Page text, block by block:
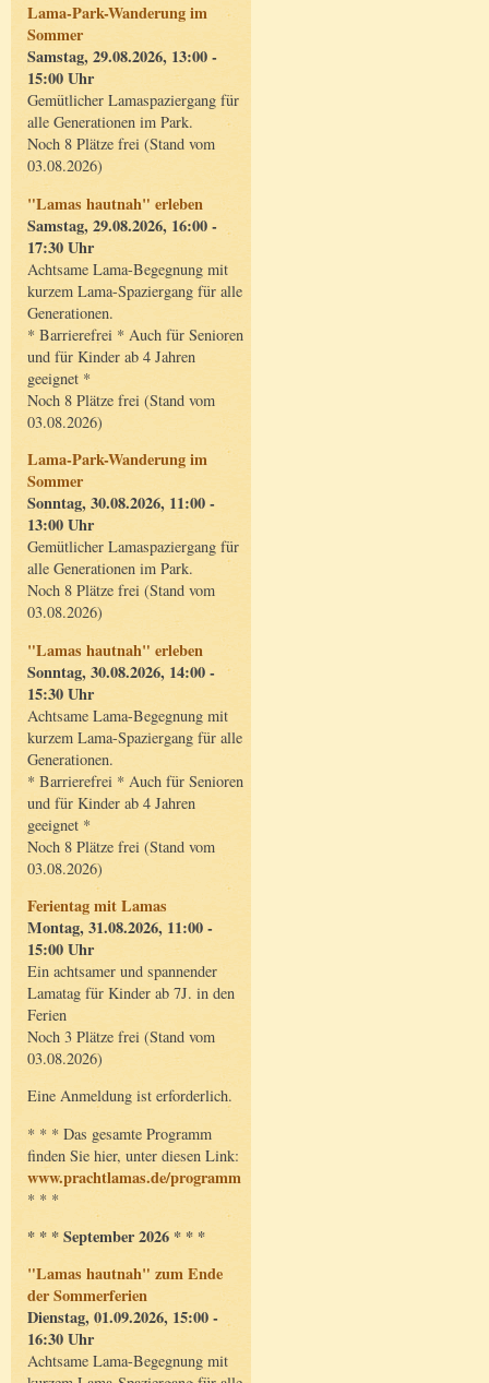
Lama-Park-Wanderung im
Sommer
Samstag, 29.08.2026, 13:00 -
15:00 Uhr
Gemütlicher Lamaspaziergang für
alle Generationen im Park.
Noch 8 Plätze frei (Stand vom
03.08.2026)
"Lamas hautnah" erleben
Samstag, 29.08.2026, 16:00 -
17:30 Uhr
Achtsame Lama-Begegnung mit
kurzem Lama-Spaziergang für alle
Generationen.
* Barrierefrei * Auch für Senioren
und für Kinder ab 4 Jahren
geeignet *
Noch 8 Plätze frei (Stand vom
03.08.2026)
Lama-Park-Wanderung im
Sommer
Sonntag, 30.08.2026, 11:00 -
13:00 Uhr
Gemütlicher Lamaspaziergang für
alle Generationen im Park.
Noch 8 Plätze frei (Stand vom
03.08.2026)
"Lamas hautnah" erleben
Sonntag, 30.08.2026, 14:00 -
15:30 Uhr
Achtsame Lama-Begegnung mit
kurzem Lama-Spaziergang für alle
Generationen.
* Barrierefrei * Auch für Senioren
und für Kinder ab 4 Jahren
geeignet *
Noch 8 Plätze frei (Stand vom
03.08.2026)
Ferientag mit Lamas
Montag, 31.08.2026, 11:00 -
15:00 Uhr
Ein achtsamer und spannender
Lamatag für Kinder ab 7J. in den
Ferien
Noch 3 Plätze frei (Stand vom
03.08.2026)
Eine Anmeldung ist erforderlich.
* * * Das gesamte Programm
finden Sie hier, unter diesen Link:
www.prachtlamas.de/programm
* * *
* * * September 2026 * * *
"Lamas hautnah" zum Ende
der Sommerferien
Dienstag, 01.09.2026, 15:00 -
16:30 Uhr
Achtsame Lama-Begegnung mit